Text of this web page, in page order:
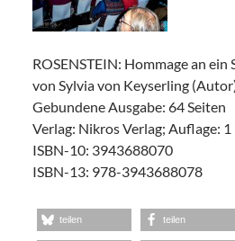
ROSENSTEIN: Hommage an
von Sylvia von Keyserling
Gebundene Ausgabe: 64 Seiten
Verlag: Nikros Verlag; Auflage:
ISBN-10: 3943688070
ISBN-13: 978-3943688078
teilen teilen